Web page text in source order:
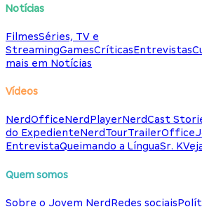
Notícias
FilmesSéries, TV e
StreamingGamesCríticasEntrevistas
mais em Notícias
Vídeos
NerdOfficeNerdPlayerNerdCast
do ExpedienteNerdTourTrailerOffice
EntrevistaQueimando a LínguaSr. K
Quem somos
Sobre o Jovem NerdRedes sociais